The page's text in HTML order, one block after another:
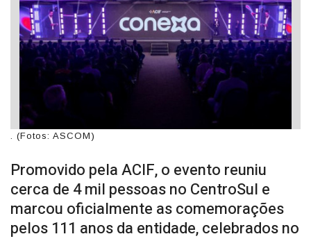
. (Fotos: ASCOM)
Promovido pela ACIF, o evento reuniu
cerca de 4 mil pessoas no CentroSul e
marcou oficialmente as comemorações
pelos 111 anos da entidade, celebrados no